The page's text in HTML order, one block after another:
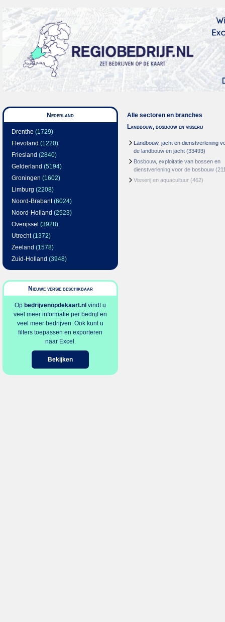
Nederland
Drenthe (1729)
Flevoland (1220)
Friesland (2840)
Gelderland (5194)
Groningen (1602)
Limburg (2208)
Noord-Brabant(6024)
Noord-Holland (2523)
Overijssel (3928)
Utrecht(1372)
Zeeland (1578)
Zuid-Holland (3948)
Nieuwe versie beschikbaar
Op bedrijvenopdekaart.nl vindt u
veel meer informatie per bedrijf en
veel meer bedrijven. Ook kunt u
filters toepassen en exporteren
naar Excel.
Bekijken
Alle sectoren en branches
Landbouw, bosbouw en visserij
Landbouw, jacht en dienstverlening
de landbouw en jacht (33493)
Bosbouw, exploitatie van bossen en
dienstverlening voor de bosbouw
Visserij en aquacultuur (462)